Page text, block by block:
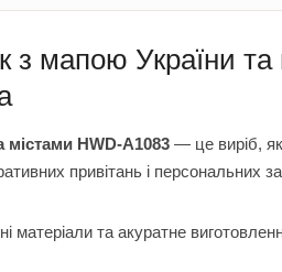
з мапою України
містами HWD-A1083 — це виріб,
привітань і персональних
матеріали та акуратне